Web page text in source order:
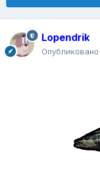
Lopendrik
Опубликовано